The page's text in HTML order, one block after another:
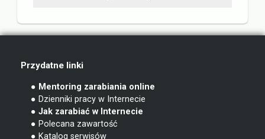
Przydatne linki
● Mentoring zarabiania online
● Dzienniki pracy w Internecie
● Jak zarabiać w Internecie
● Polecana zawartość
● Katalog serwisów